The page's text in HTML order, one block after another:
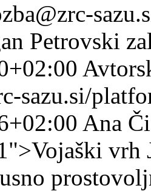
Petrovski
sazu.si/
Ana
vrh